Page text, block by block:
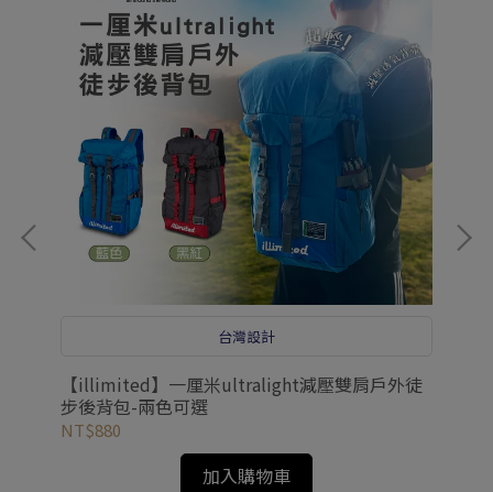
台灣設計
【illimited】一厘米ultralight減壓雙肩戶外徒
步後背包-兩色可選
NT$880
加入購物車